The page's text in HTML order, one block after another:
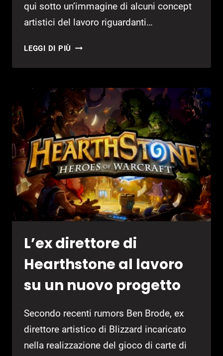
qui sotto un’immagine di alcuni concept
artistici del lavoro riguardanti…
LEGGI DI PIÙ NUOVE
GRANBLUE
FANTASY
PROJECT
RE:
LINK
L’ex direttore di
Hearthstone al lavoro
su un nuovo progetto
Secondo recenti rumors Ben Brode, ex
direttore artistico di Blizzard incaricato
nella realizzazione del gioco di carte di